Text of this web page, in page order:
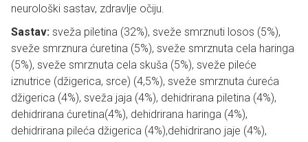
neurološki sastav, zdravlje očiju.
Sastav: sveža piletina (32%), sveže smrznuti losos (5%),
sveže smrznura ćuretina (5%), sveže smrznuta cela haringa
(5%), sveže smrznuta cela skuša (5%), sveže pileće
iznutrice (džigerica, srce) (4,5%), sveže smrznuta ćureća
džigerica (4%), sveža jaja (4%), dehidrirana piletina (4%),
dehidrirana ćuretina(4%), dehidrirana haringa (4%),
dehidrirana pileća džigerica (4%),dehidrirano jaje (4%),